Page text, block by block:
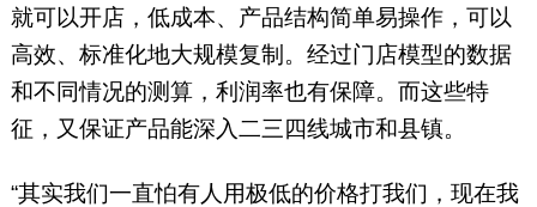
就可以开店，低成本、产品结构简单易操作，可以
高效、标准化地大规模复制。经过门店模型的数据
和不同情况的测算，利润率也有保障。而这些特
征，又保证产品能深入二三四线城市和县镇。
“其实我们一直怕有人用极低的价格打我们，现在我